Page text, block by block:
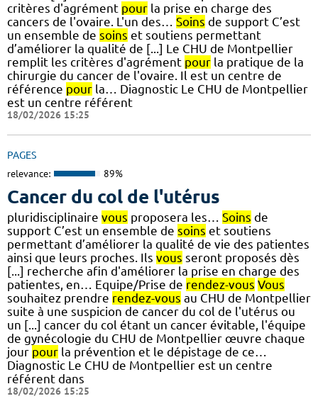
critères d'agrément pour la prise en charge des
cancers de l'ovaire. L'un des… Soins de support C’est
un ensemble de soins et soutiens permettant
d’améliorer la qualité de [...] Le CHU de Montpellier
remplit les critères d'agrément pour la pratique de la
chirurgie du cancer de l'ovaire. Il est un centre de
référence pour la… Diagnostic Le CHU de Montpellier
est un centre référent
18/02/2026 15:25
PAGES
relevance: 89%
Cancer du col de l'utérus
pluridisciplinaire vous proposera les… Soins de
support C’est un ensemble de soins et soutiens
permettant d’améliorer la qualité de vie des patientes
ainsi que leurs proches. Ils vous seront proposés dès
[...] recherche afin d'améliorer la prise en charge des
patientes, en… Equipe/Prise de rendez-vous Vous
souhaitez prendre rendez-vous au CHU de Montpellier
suite à une suspicion de cancer du col de l'utérus ou
un [...] cancer du col étant un cancer évitable, l'équipe
de gynécologie du CHU de Montpellier œuvre chaque
jour pour la prévention et le dépistage de ce…
Diagnostic Le CHU de Montpellier est un centre
référent dans
18/02/2026 15:25